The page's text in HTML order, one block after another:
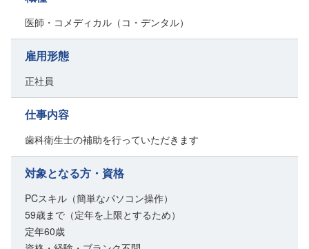
医師・コメディカル（コ・デンタル）
雇用形態
正社員
仕事内容
歯科衛生士の補助を行っていただきます
対象となる方・資格
PCスキル（簡単なパソコン操作）
59歳まで（定年を上限とするため）
定年60歳